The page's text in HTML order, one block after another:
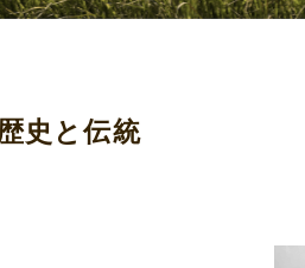
史と伝統